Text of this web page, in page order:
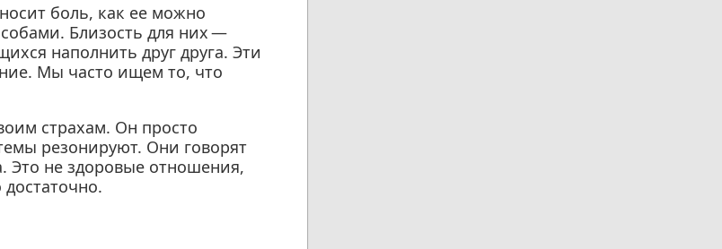
боль, как ее можно
Близость для них —
наполнить друг друга. Эти
Мы часто ищем то, что
страхам. Он просто
резонируют. Они говорят
Это не здоровые отношения,